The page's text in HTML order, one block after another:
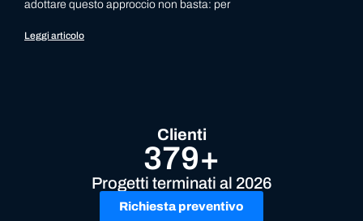
adottare questo approccio non basta: per
Leggi articolo
Clienti
379+
Progetti terminati al 2026
Richiesta preventivo